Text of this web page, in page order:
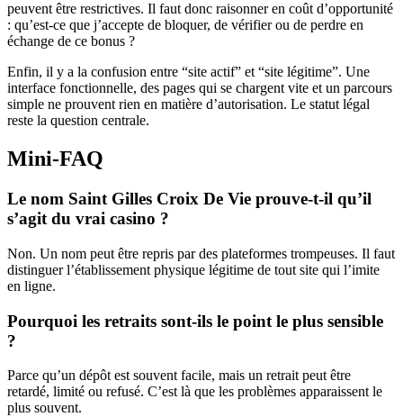
peuvent être restrictives. Il faut donc raisonner en coût d’opportunité
: qu’est-ce que j’accepte de bloquer, de vérifier ou de perdre en
échange de ce bonus ?
Enfin, il y a la confusion entre “site actif” et “site légitime”. Une
interface fonctionnelle, des pages qui se chargent vite et un parcours
simple ne prouvent rien en matière d’autorisation. Le statut légal
reste la question centrale.
Mini-FAQ
Le nom Saint Gilles Croix De Vie prouve-t-il qu’il
s’agit du vrai casino ?
Non. Un nom peut être repris par des plateformes trompeuses. Il faut
distinguer l’établissement physique légitime de tout site qui l’imite
en ligne.
Pourquoi les retraits sont-ils le point le plus sensible
?
Parce qu’un dépôt est souvent facile, mais un retrait peut être
retardé, limité ou refusé. C’est là que les problèmes apparaissent le
plus souvent.